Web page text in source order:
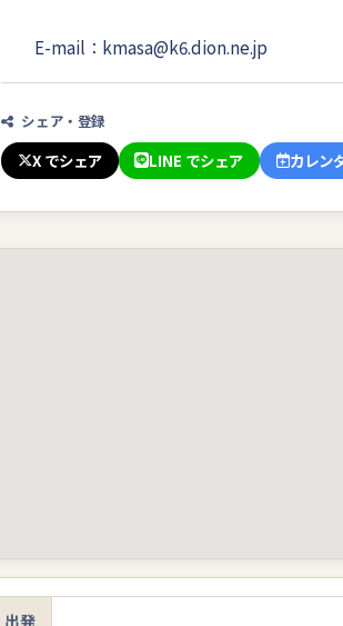
E-mail：kmasa@k6.dion.ne.jp
シェア・登録
X でシェア LINE でシェア カレン
出発